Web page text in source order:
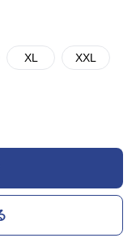
XL XXL